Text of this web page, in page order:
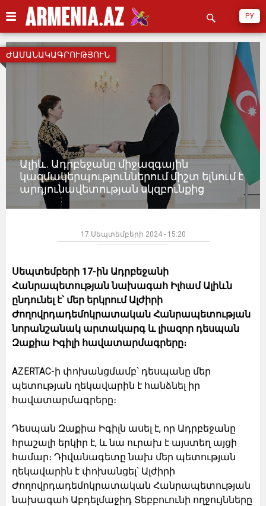
РУ
Ալիև. Ադրբեջանը միջազգային
կազմակերպություններում միշտ ելնում է
արդյունավետության սկզբունքից
ԺԱՄԱՆԱԿԱԳՐՈՒԹՅՈՒՆ
17 Սեպտեմբերի 2024 - 15:20
Սեպտեմբերի 17-ին Ադրբեջանի
Հանրապետության նախագահ Իլհամ Ալիևն
ընդունել է՝ մեր երկրում Ալժիրի
Ժողովրդադեմոկրատական Հանրապետության
նորանշանակ արտակարգ և լիազոր դեսպան
Զաքիա Իգիլի հավատարմագրերը։
AZERTAC-ի փոխանցմամբ՝ դեսպանը մեր
պետության ղեկավարին է հանձնել իր
հավատարմագրերը։
Դեսպան Զաքիա Իգիլն ասել է, որ Ադրբեջանը
հրաշալի երկիր է, և նա ուրախ է այստեղ այցի
համար։ Դիվանագետը նախ մեր պետության
ղեկավարին է փոխանցել՝ Ալժիրի
Ժողովրդադեմոկրատական Հանրապետության
նախագահ Աբդելմաջիդ Տեբբուունի ողջույնները